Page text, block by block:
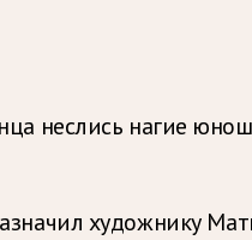
неслись нагие
художнику